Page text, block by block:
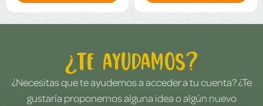
¿Te ayudamos?
¿Necesitas que te ayudemos a acceder a tu cuenta? ¿Te
gustaría proponernos alguna idea o algún nuevo